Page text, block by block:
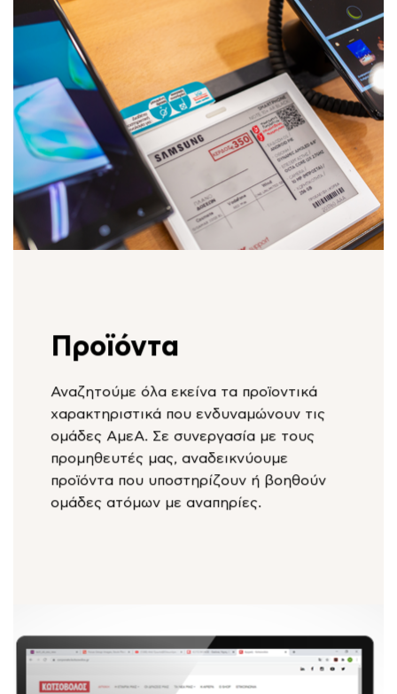
Προϊόντα
Αναζητούμε όλα εκείνα τα προϊοντικά
χαρακτηριστικά που ενδυναμώνουν τις
ομάδες ΑμεΑ. Σε συνεργασία με τους
προμηθευτές μας, αναδεικνύουμε
προϊόντα που υποστηρίζουν ή βοηθούν
ομάδες ατόμων με αναπηρίες.